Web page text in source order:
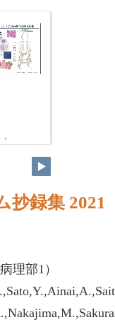
抄録集 2021
理部1）